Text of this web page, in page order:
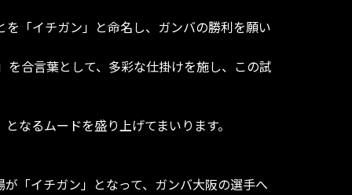
「イチガン」と命名し、ガンバの勝利を願い
合言葉として、多彩な仕掛けを施し、この試
なるムードを盛り上げてまいります。
「イチガン」となって、ガンバ大阪の選手へ